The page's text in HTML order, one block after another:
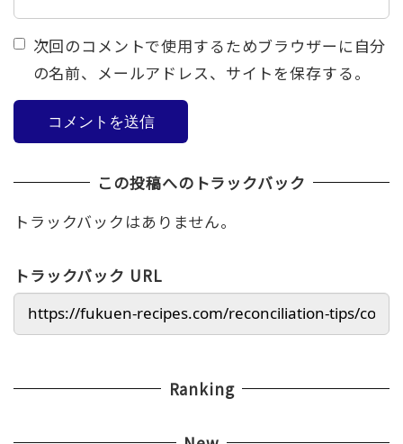
次回のコメントで使用するためブラウザーに自分
の名前、メールアドレス、サイトを保存する。
この投稿へのトラックバック
トラックバックはありません。
トラックバック URL
Ranking